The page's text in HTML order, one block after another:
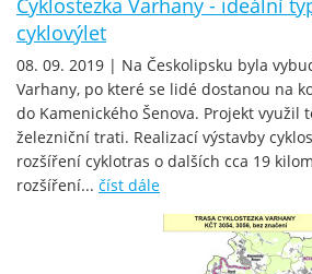
Cyklostezka Varhany - ideální
cyklovýlet
08. 09. 2019 | Na Českolipsku byla
Varhany, po které se lidé dostanou na
do Kamenického Šenova. Projekt využil
železniční trati. Realizací výstavby
rozšíření cyklotras o dalších cca 19
rozšíření... číst dále